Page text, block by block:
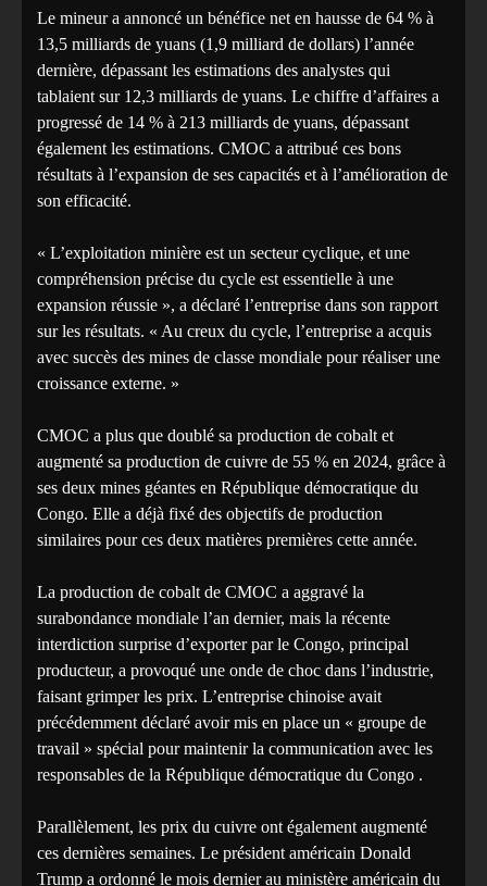
Le mineur a annoncé un bénéfice net en hausse de 64 % à
13,5 milliards de yuans (1,9 milliard de dollars) l’année
dernière, dépassant les estimations des analystes qui
tablaient sur 12,3 milliards de yuans. Le chiffre d’affaires a
progressé de 14 % à 213 milliards de yuans, dépassant
également les estimations. CMOC a attribué ces bons
résultats à l’expansion de ses capacités et à l’amélioration de
son efficacité.
« L’exploitation minière est un secteur cyclique, et une
compréhension précise du cycle est essentielle à une
expansion réussie », a déclaré l’entreprise dans son rapport
sur les résultats. « Au creux du cycle, l’entreprise a acquis
avec succès des mines de classe mondiale pour réaliser une
croissance externe. »
CMOC a plus que doublé sa production de cobalt et
augmenté sa production de cuivre de 55 % en 2024, grâce à
ses deux mines géantes en République démocratique du
Congo. Elle a déjà fixé des objectifs de production
similaires pour ces deux matières premières cette année.
La production de cobalt de CMOC a aggravé la
surabondance mondiale l’an dernier, mais la récente
interdiction surprise d’exporter par le Congo, principal
producteur, a provoqué une onde de choc dans l’industrie,
faisant grimper les prix. L’entreprise chinoise avait
précédemment déclaré avoir mis en place un « groupe de
travail » spécial pour maintenir la communication avec les
responsables de la République démocratique du Congo .
Parallèlement, les prix du cuivre ont également augmenté
ces dernières semaines. Le président américain Donald
Trump a ordonné le mois dernier au ministère américain du